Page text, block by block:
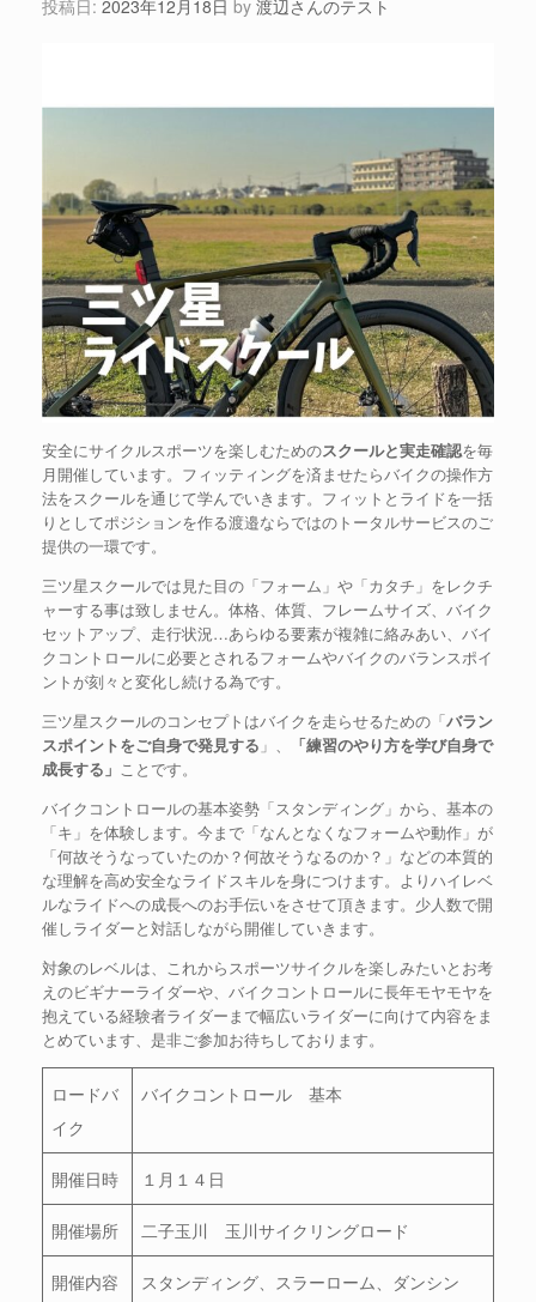
投稿日: 2023年12月18日 by 渡辺さんのテスト
安全にサイクルスポーツを楽しむためのスクールと実走確認を毎
月開催しています。フィッティングを済ませたらバイクの操作方
法をスクールを通じて学んでいきます。フィットとライドを一括
りとしてポジションを作る渡邉ならではのトータルサービスのご
提供の一環です。
三ツ星スクールでは見た目の「フォーム」や「カタチ」をレクチ
ャーする事は致しません。体格、体質、フレームサイズ、バイク
セットアップ、走行状況…あらゆる要素が複雑に絡みあい、バイ
クコントロールに必要とされるフォームやバイクのバランスポイ
ントが刻々と変化し続ける為です。
三ツ星スクールのコンセプトはバイクを走らせるための「バラン
スポイントをご自身で発見する 」、
「練習のやり方を学び自身で
成長する」 ことです。
バイクコントロールの基本姿勢「スタンディング」から、基本の
「キ」を体験します。今まで「なんとなくなフォームや動作」が
「何故そうなっていたのか？何故そうなるのか？」などの本質的
な理解を高め安全なライドスキルを身につけます。よりハイレベ
ルなライドへの成長へのお手伝いをさせて頂きます。少人数で開
催しライダーと対話しながら開催していきます。
対象のレベルは、これからスポーツサイクルを楽しみたいとお考
えのビギナーライダーや、バイクコントロールに長年モヤモヤを
抱えている経験者ライダーまで幅広いライダーに向けて内容をま
とめています、是非ご参加お待ちしております。
ロードバ
イク
バイクコントロール 基本
開催日時 １月１４日
開催場所 二子玉川 玉川サイクリングロード
開催内容 スタンディング、スラーローム、ダンシン